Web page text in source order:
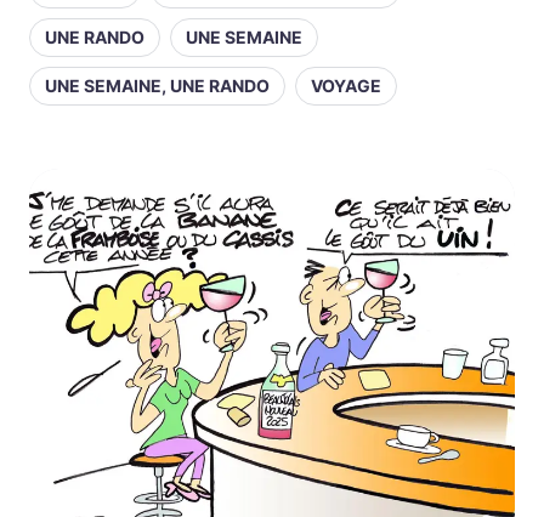
UNE RANDO UNE SEMAINE
UNE SEMAINE, UNE RANDO VOYAGE